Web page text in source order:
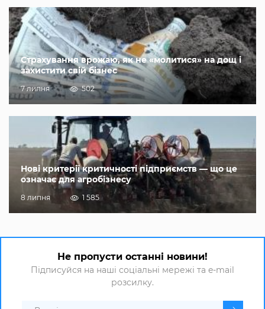
Страхування врожаю, як не «молитися» на дощ і
захистити свій бізнес
7 липня 502
Нові критерії критичності підприємств — що це
означає для агробізнесу
8 липня 1 585
Не пропусти останні новини!
Підписуйся на наші соціальні мережі та e-mail
розсилку.